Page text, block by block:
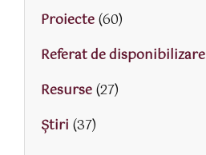
Proiecte(60)
Referat de disponibilizare
Resurse(27)
Știri (37)